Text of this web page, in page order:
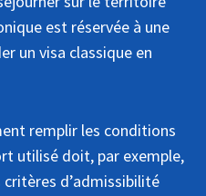
est réservée à une
un visa classique en
remplir les conditions
utilisé doit, par exemple,
d’admissibilité